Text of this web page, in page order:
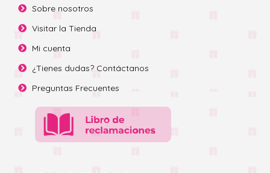
Sobre nosotros
Visitar la Tienda
Mi cuenta
¿Tienes dudas? Contáctanos
Preguntas Frecuentes